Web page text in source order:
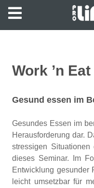
Work ’n Eat
Gesund essen im
Gesundes Essen im
Herausforderung dar.
stressigen
dieses Seminar. Im
Entwicklung gesunder
leicht umsetzbar für